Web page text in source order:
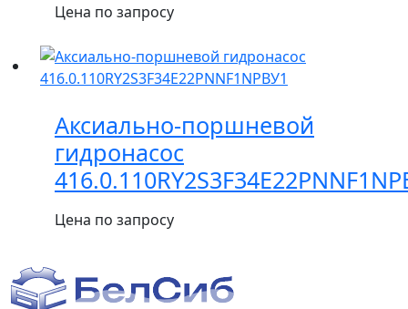
Цена по запросу
Аксиально-поршневой
гидронасос
Цена по запросу